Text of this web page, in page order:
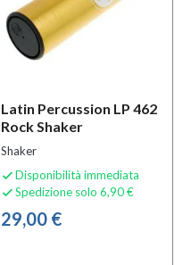
Latin Percussion LP 462
Rock Shaker
Shaker
 Disponibilità immediata
 Spedizione solo 6,90 €
29,00 €